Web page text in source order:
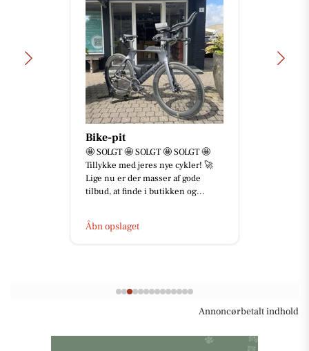
Bike-pit
🤩 SOLGT 🤩 SOLGT 🤩 SOLGT 🤩
Tillykke med jeres nye cykler! 🚀
Lige nu er der masser af gode
tilbud, at finde i butikken og...
Åbn opslaget
Annoncørbetalt indhold